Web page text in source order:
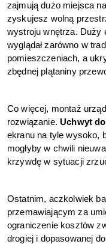
zajmują dużo miejsca
zyskujesz wolną
wystroju wnętrza. Duży
wyglądał zarówno w
pomieszczeniach, a
zbędnej plątaniny
Co więcej, montaż
rozwiązanie. Uchwyt
ekranu na tyle wysoko,
mogłyby w chwili
krzywdę w sytuacji
Ostatnim, aczkolwiek
przemawiającym za
ograniczenie kosztów
drogiej i dopasowanej